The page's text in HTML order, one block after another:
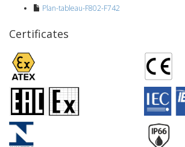
Plan-tableau-F802-F742
Certificates